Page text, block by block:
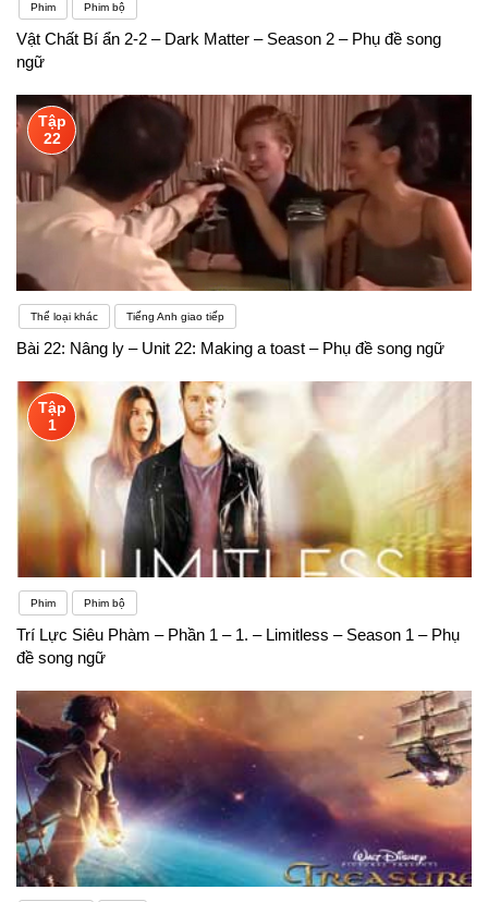
Phim Phim bộ
Vật Chất Bí ẩn 2-2 – Dark Matter – Season 2 – Phụ đề song
ngữ
Tập
22
Thể loại khác Tiếng Anh giao tiếp
Bài 22: Nâng ly – Unit 22: Making a toast – Phụ đề song ngữ
Tập
1
Phim Phim bộ
Trí Lực Siêu Phàm – Phần 1 – 1. – Limitless – Season 1 – Phụ
đề song ngữ